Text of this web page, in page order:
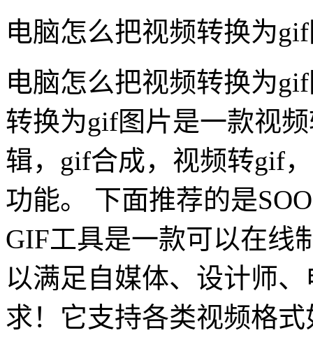
电脑怎么把视频转换为
电脑怎么把视频转换为
转换为gif图片是一款视
辑，gif合成，视频转gif
功能。 下面推荐的是
GIF工具是一款可以在线
以满足自媒体、设计师
求！它支持各类视频格